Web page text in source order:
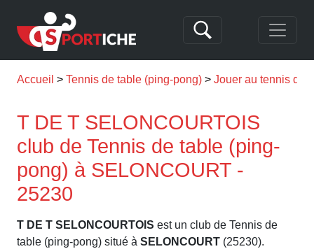
Accueil Tennis de table (ping-pong) Jouer au tennis de
T DE T SELONCOURTOIS
club de Tennis de table (ping-
pong) à SELONCOURT -
25230
T DE T SELONCOURTOIS est un club de Tennis de
table (ping-pong) situé à SELONCOURT (25230).